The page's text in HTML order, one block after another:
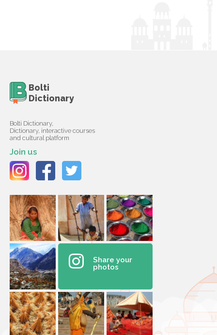
Bolti
Dictionary
Bolti Dictionary,
Dictionary, interactive courses
and cultural platform
Join us
Share your
photos